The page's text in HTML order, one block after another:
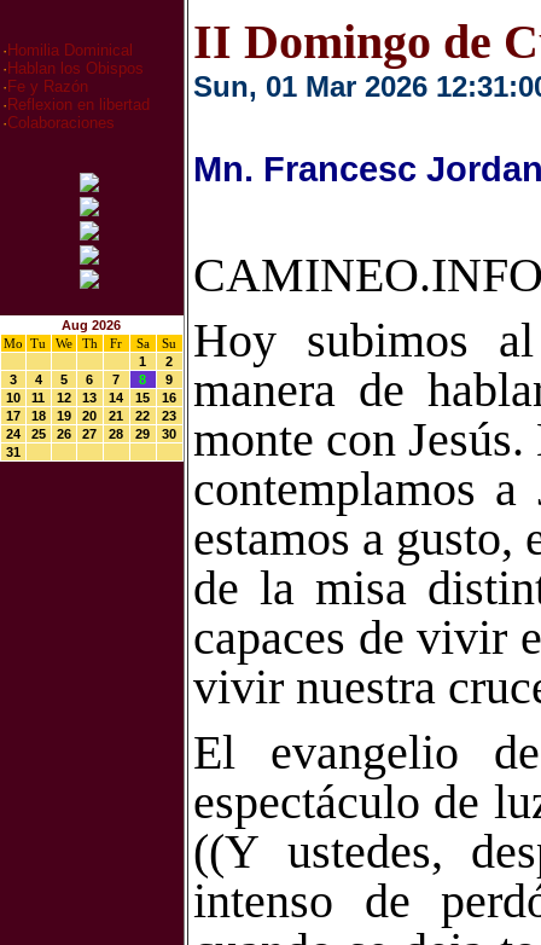
· Homilia Dominical
· Hablan los Obispos
· Fe y Razón
· Reflexion en libertad
·Colaboraciones
Aug 2026
Mo
Tu We Th Fr Sa
Su
1
2
3
4 5 6 7 8
9
10
11 12 13 14 15
16
17
18 19 20 21 22
23
24
25 26 27 28 29
30
31
II Domingo de
Sun, 01 Mar 2026
Mn. Francesc
Hoy subimos
manera de
monte con
contemplamos
estamos a gusto,
de la misa
capaces de vivir
vivir nuestra
El evangelio
espectáculo de
((Y ustedes,
intenso de